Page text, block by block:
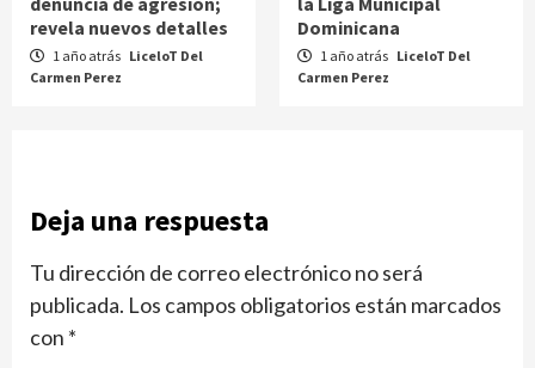
revela nuevos detalles
1 año atrás LiceloT Del
Carmen Perez
Dominicana
1 año atrás LiceloT Del
Carmen Perez
Deja una respuesta
Tu dirección de correo electrónico no será
publicada. Los campos obligatorios están marcados
con *